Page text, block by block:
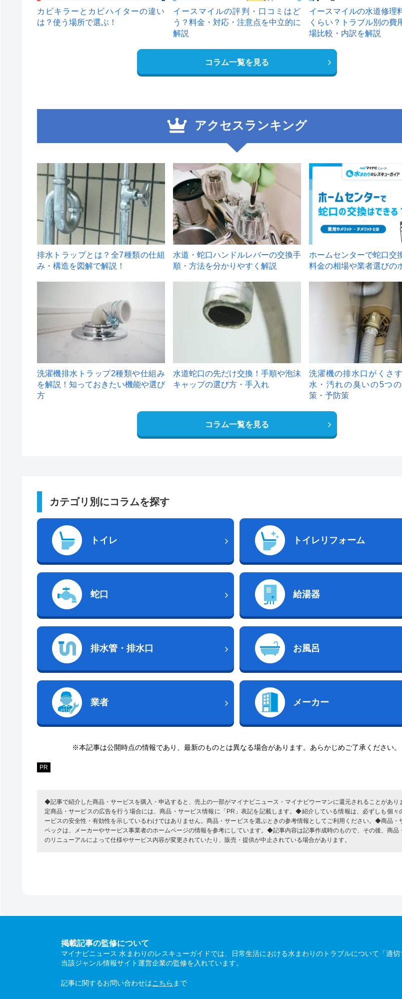
カビキラーとカビハイターの違い
は？使う場所で選ぶ！
イースマイルの評判・口コミはど
う？料金・対応・注意点を中立的に
解説
イースマイルの水道修理
くらい？トラブル別の費
場比較・内訳を解説
コラム一覧を見る
アクセスランキング
1
排水トラップとは？全7種類の仕組
み・構造を図解で解説！
2
水道・蛇口ハンドルレバーの交換手
順・方法を分かりやすく解説
ホームセンターで蛇口交
料金の相場や業者選びの
洗濯機排水トラップ2種類や仕組み
を解説！知っておきたい機能や選び
方
水道蛇口の先だけ交換！手順や泡沫
キャップの選び方・手入れ
洗濯機の排水口がくさ
水・汚れの臭いの5つ
策・予防策
コラム一覧を見る
カテゴリ別にコラムを探す
トイレ トイレリフォーム
蛇口 給湯器
排水管・排水口 お風呂
業者 メーカー
※本記事は公開時点の情報であり、最新のものとは異なる場合があります。あらかじめご了承ください。
PR
◆記事で紹介した商品・サービスを購入・申込すると、売上の一部がマイナビニュース・マイナビウーマンに還元されることがあ
定商品・サービスの広告を行う場合には、商品・サービス情報に「PR」表記を記載します。◆紹介している情報は、必ずしも個々
ービスの安全性・有効性を示しているわけではありません。商品・サービスを選ぶときの参考情報としてご利用ください。◆商品・
ペックは、メーカーやサービス事業者のホームページの情報を参考にしています。◆記事内容は記事作成時のもので、その後、商品
のリニューアルによって仕様やサービス内容が変更されていたり、販売・提供が中止されている場合があります。
掲載記事の監修について
マイナビニュース 水まわりのレスキューガイドでは、日常生活における水まわりのトラブルについて「適
当該ジャンル情報サイト運営企業の監修を入れています。
記事に関するお問い合わせはこちら まで